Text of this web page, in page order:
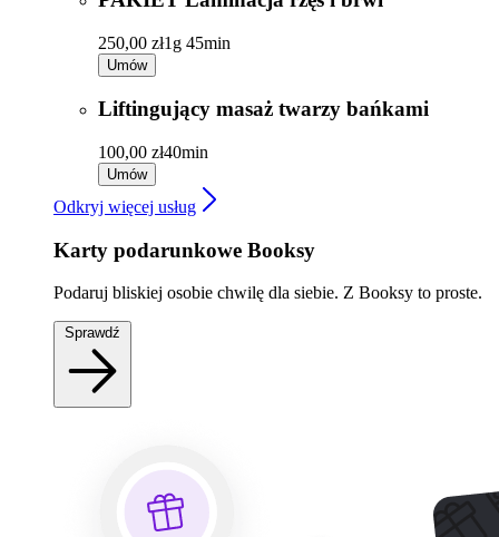
250,00 zł1g 45min
Umów
Liftingujący masaż twarzy bańkami
100,00 zł40min
Umów
Odkryj więcej usług
Karty podarunkowe Booksy
Podaruj bliskiej osobie chwilę dla siebie. Z Booksy to proste.